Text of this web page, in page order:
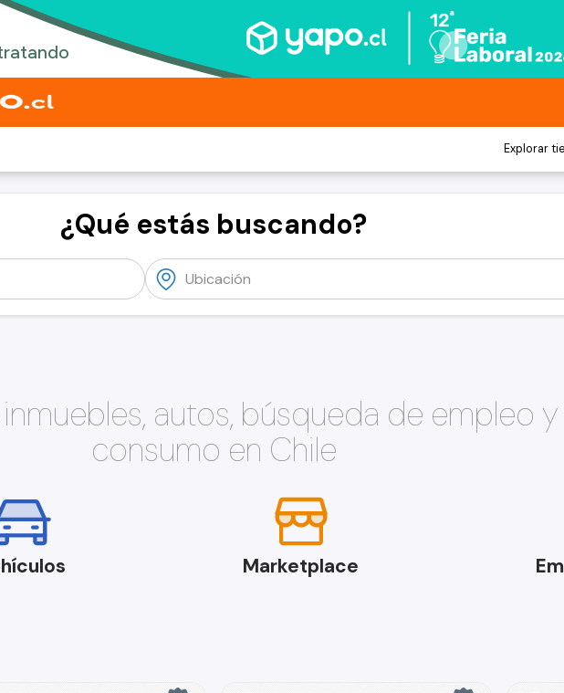
Explorar
¿Qué estás buscando?
autos, búsqueda de empleo
consumo en Chile
Marketplace